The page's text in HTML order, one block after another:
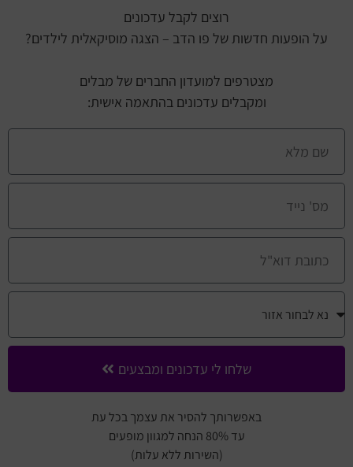
רוצים לקבל עדכונים
על הופעות חדשות של פו הדב – הצגה מוסיקאלית לילדים?
מצטרפים למועדון החברים של מבלים
ומקבלים עדכונים בהתאמה אישית:
שלחו לי עדכונים ומבצעים
באפשרותך להסיר את עצמך בכל עת
עד 80% הנחה למגוון מופעים
(השירות ללא עלות)